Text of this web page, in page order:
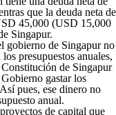
que la deuda neta de
45,000 (USD 15,000
Singapur.
gobierno de Singapur no
presupuestos anuales,
de Singapur
gastar los
pues, ese dinero no
anual.
de capital que